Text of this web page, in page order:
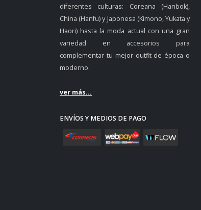
diferentes culturas: Coreana (Hanbok),
China (Hanfu) y Japonesa (Kimono, Yukata y
Haori) hasta la moda actual con una gran
variedad en accesorios para
complementar tu mejor outfit de época o
moderno.
ver más...
ENVÍOS Y MEDIOS DE PAGO